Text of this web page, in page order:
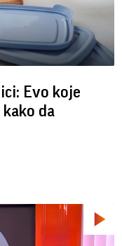
Evo koje
da